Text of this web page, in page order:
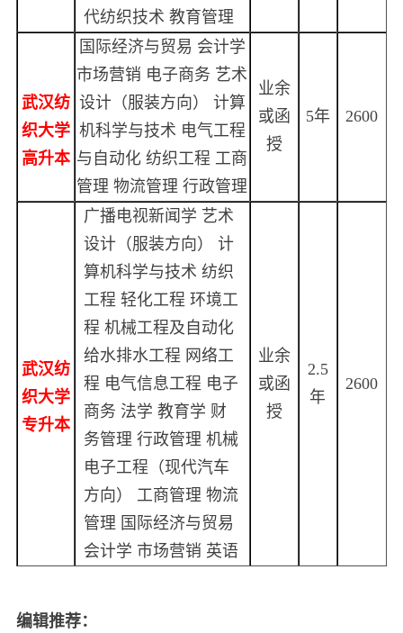
代纺织技术 教育管理
武汉纺
织大学
高升本
国际经济与贸易 会计学
市场营销 电子商务 艺术
设计（服装方向） 计算
机科学与技术 电气工程
与自动化 纺织工程 工商
管理 物流管理 行政管理
业余
或函
授
5年 2600
武汉纺
织大学
专升本
广播电视新闻学 艺术
设计（服装方向） 计
算机科学与技术 纺织
工程 轻化工程 环境工
程 机械工程及自动化
给水排水工程 网络工
程 电气信息工程 电子
商务 法学 教育学 财
务管理 行政管理 机械
电子工程（现代汽车
方向） 工商管理 物流
管理 国际经济与贸易
会计学 市场营销 英语
业余
或函
授
2.5
年
2600
编辑推荐：